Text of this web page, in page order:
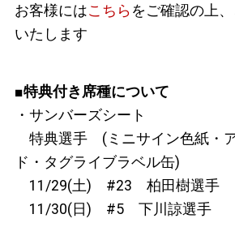
お客様にはこちらをご確認の上
いたします
■特典付き席種について
・サンバーズシート
特典選手 (ミニサイン色紙・
ド・タグライブラベル缶)
11/29(土) #23 柏田樹選手
11/30(日) #5 下川諒選手